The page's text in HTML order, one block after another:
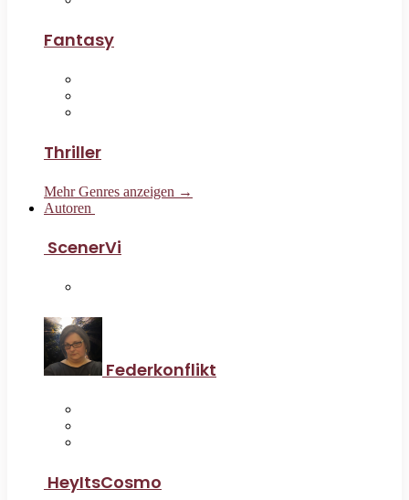
Fantasy
Thriller
Mehr Genres anzeigen →
Autoren
ScenerVi
Federkonflikt
HeyItsCosmo